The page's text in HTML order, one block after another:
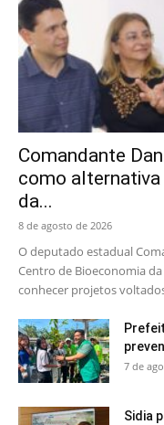
Comandante
como
da...
8 de agosto de 2026
O deputado estadual
Centro de Bioeconomia
conhecer projetos
7 de
Sidia